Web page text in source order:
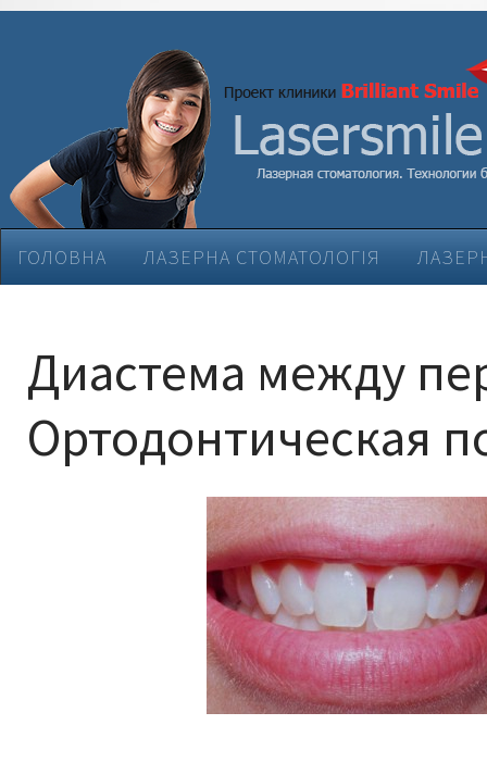
ГОЛОВНА ЛАЗЕРНА СТОМАТОЛОГІЯ
ЕСТЕТИЧНА СТОМАТОЛОГІЯ
ЛІКУВАННЯ
Диастема между
Ортодонтическая